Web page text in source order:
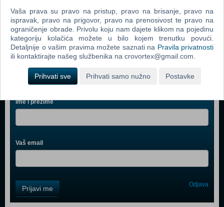
Destruction All Stars (PS 5)
Marvel's Spider-Man Miles Morales (PS 5)
Webshop newsletter
Ime i prezime
Vaš email
Field
One
Prijavi me Odjava
Vaša prava su pravo na pristup, pravo na brisanje, pravo na
ispravak, pravo na prigovor, pravo na prenosivost te pravo na
ograničenje obrade. Privolu koju nam dajete klikom na pojedinu
kategoriju kolačića možete u bilo kojem trenutku povući.
Detaljnije o vašim pravima možete saznati na Pravila privatnosti
ili kontaktirajte našeg službenika na crovortex@gmail.com.
Prihvati sve Prihvati samo nužno Postavke